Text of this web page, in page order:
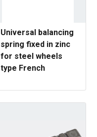
Universal balancing
spring fixed in zinc
for steel wheels
type French